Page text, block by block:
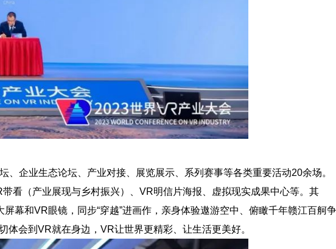
企业生态论坛、产业对接、展览展示、系列赛事等各类重要活动20余场。
看（产业展现与乡村振兴）、VR明信片海报、虚拟现实成果中心等。其
幕和VR眼镜，同步“穿越”进画作，亲身体验遨游空中、俯瞰千年赣江百舸争
会到VR就在身边，VR让世界更精彩、让生活更美好。